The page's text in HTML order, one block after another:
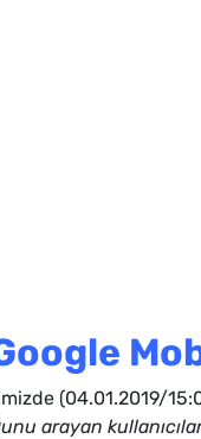
(04.01.2019/
arayan